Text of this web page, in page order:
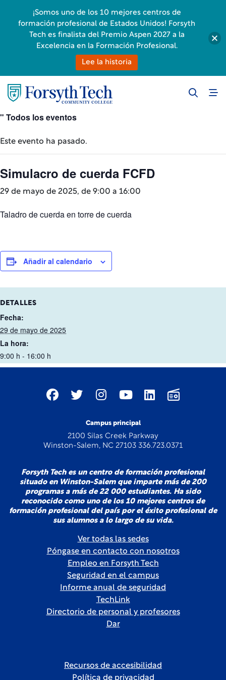
" Todos los eventos
Este evento ha pasado.
Simulacro de cuerda FCFD
29 de mayo de 2025, de 9:00 a 16:00
Taladro de cuerda en torre de cuerda
Añadir al calendario
DETALLES
Fecha:
29 de mayo de 2025
La hora:
9:00 h - 16:00 h
Campus principal
2100 Silas Creek Parkway
Winston-Salem, NC 27103 336.723.0371
Forsyth Tech es un centro de formación profesional
situado en Winston-Salem que imparte más de 200
programas a más de 22 000 estudiantes. Ha sido
reconocido como uno de los 10 mejores centros de
formación profesional del país por el éxito profesional de
sus alumnos a lo largo de su vida.
Ver todas las sedes
Póngase en contacto con nosotros
Empleo en Forsyth Tech
Seguridad en el campus
Informe anual de seguridad
TechLink
Directorio de personal y profesores
Dar
Recursos de accesibilidad
Política de privacidad
¡Somos uno de los 10 mejores centros de
formación profesional de Estados Unidos! Forsyth
Tech es finalista del Premio Aspen 2027 a la
Excelencia en la Formación Profesional.
Lee la historia